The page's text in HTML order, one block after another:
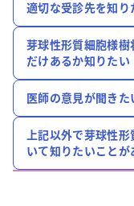
適切な受診先を知り
芽球性形質細胞様
だけあるか知りたい
医師の意見が聞き
上記以外で芽球性
いて知りたいことが